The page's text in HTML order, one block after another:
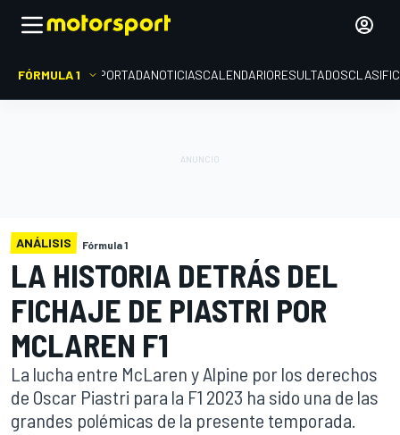
FÓRMULA 1 PORTADANOTICIASCALENDARIORESULTADOS
ANÁLISIS Fórmula 1
LA HISTORIA DETRÁS DEL
FICHAJE DE PIASTRI POR
MCLAREN F1
La lucha entre McLaren y Alpine por los derechos
de Oscar Piastri para la F1 2023 ha sido una de las
grandes polémicas de la presente temporada.